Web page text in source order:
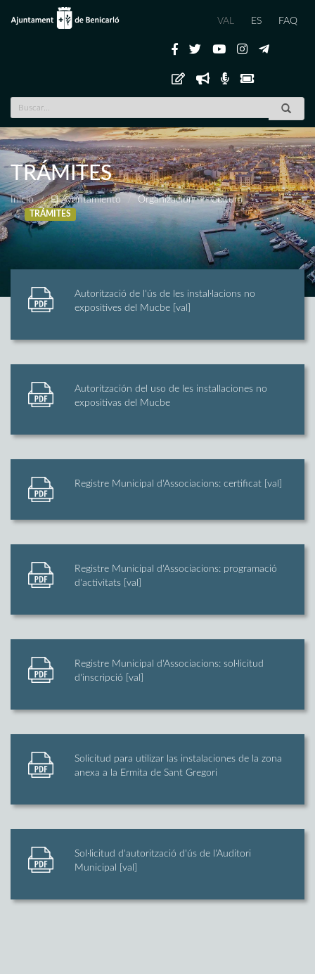
VAL ES FAQ
TRÁMITES
Inicio El Ayuntamiento Organización Cultura
TRÁMITES
Autorització de l'ús de les instal·lacions no
expositives del Mucbe [val]
Autoritzación del uso de les installaciones no
expositivas del Mucbe
Registre Municipal d'Associacions: certificat [val]
Registre Municipal d'Associacions: programació
d'activitats [val]
Registre Municipal d'Associacions: sol·licitud
d'inscripció [val]
Solicitud para utilizar las instalaciones de la zona
anexa a la Ermita de Sant Gregori
Sol·licitud d'autorització d'ús de l'Auditori
Municipal [val]